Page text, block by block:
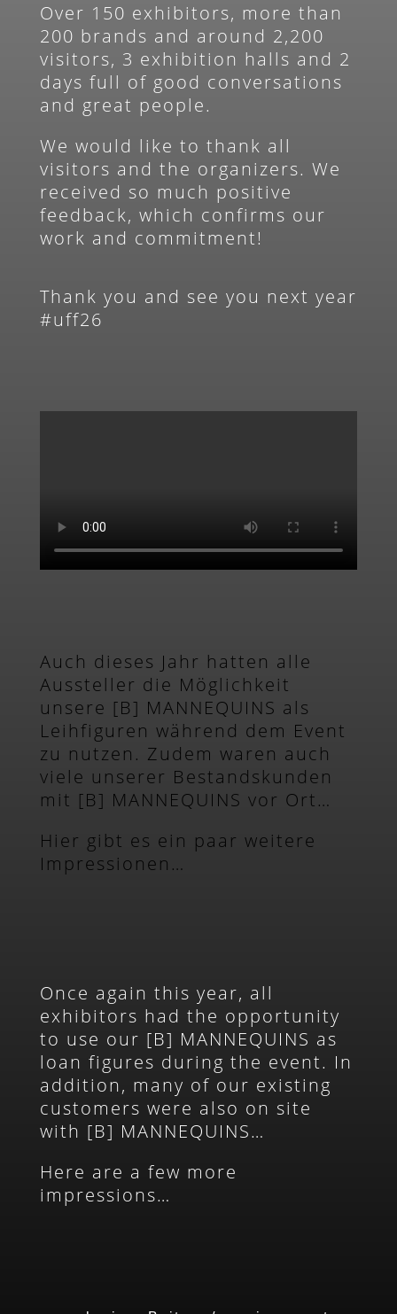
Over 150 exhibitors, more than
200 brands and around 2,200
visitors, 3 exhibition halls and 2
days full of good conversations
and great people.
We would like to thank all
visitors and the organizers. We
received so much positive
feedback, which confirms our
work and commitment!
Thank you and see you next year
#uff26
Auch dieses Jahr hatten alle
Aussteller die Möglichkeit
unsere [B] MANNEQUINS als
Leihfiguren während dem Event
zu nutzen. Zudem waren auch
viele unserer Bestandskunden
mit [B] MANNEQUINS vor Ort…
Hier gibt es ein paar weitere
Impressionen…
Once again this year, all
exhibitors had the opportunity
to use our [B] MANNEQUINS as
loan figures during the event. In
addition, many of our existing
customers were also on site
with [B] MANNEQUINS…
Here are a few more
impressions…